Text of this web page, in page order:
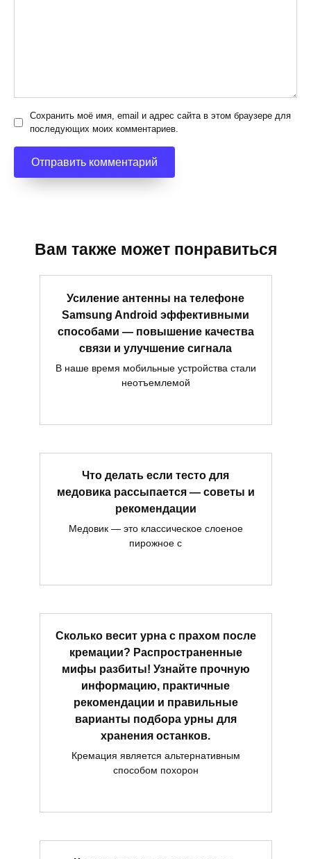
Сохранить моё имя, email и адрес сайта в этом браузере для
последующих моих комментариев.
Вам также может понравиться
Усиление антенны на телефоне
Samsung Android эффективными
способами — повышение качества
связи и улучшение сигнала
В наше время мобильные устройства стали
неотъемлемой
Что делать если тесто для
медовика рассыпается — советы и
рекомендации
Медовик — это классическое слоеное
пирожное с
Сколько весит урна с прахом после
кремации? Распространенные
мифы разбиты! Узнайте прочную
информацию, практичные
рекомендации и правильные
варианты подбора урны для
хранения останков.
Кремация является альтернативным
способом похорон